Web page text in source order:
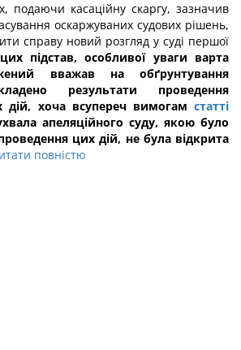
подаючи касаційну скаргу, зазначив
оскаржуваних судових рішень,
справу новий розгляд у суді першої
підстав, особливої уваги варта
вважав на обґрунтування
результати проведення
дій, хоча всупереч вимогам статті
апеляційного суду, якою було
цих дій, не була відкрита
повністю